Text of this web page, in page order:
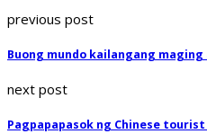
previous post
Buong mundo kailangang maging
next post
Pagpapapasok ng Chinese